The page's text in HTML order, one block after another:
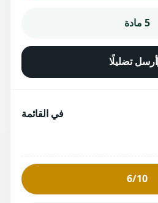
5 مادة
أرسل تضليلًا
في القائمة
6/10